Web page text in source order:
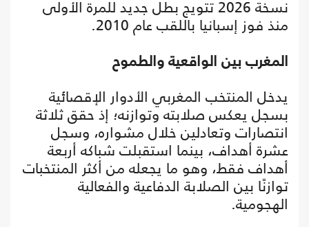
نسخة 2026 تتويج بطل جديد للمرة الأولى
منذ فوز إسبانيا باللقب عام 2010.
المغرب بين الواقعية والطموح
يدخل المنتخب المغربي الأدوار الإقصائية
بسجل يعكس صلابته وتوازنه؛ إذ حقق ثلاثة
انتصارات وتعادلين خلال مشواره، وسجل
عشرة أهداف، بينما استقبلت شباكه أربعة
أهداف فقط، وهو ما يجعله من أكثر المنتخبات
توازنًا بين الصلابة الدفاعية والفعالية
الهجومية.